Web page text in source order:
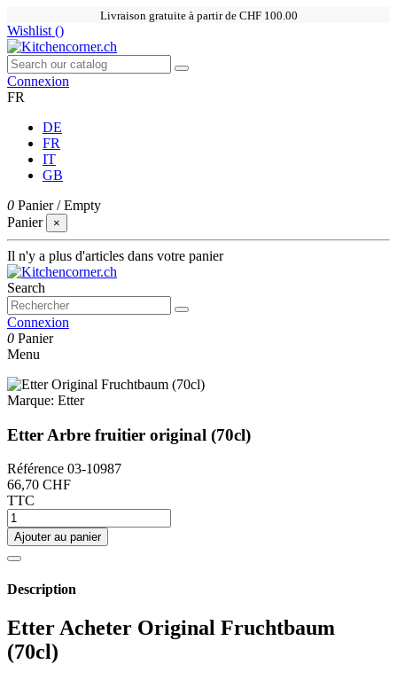
Livraison gratuite à partir de CHF 100.00
Wishlist ()
Connexion
FR
DE
FR
IT
GB
0 Panier /Empty
Panier
×
Il n'y a plus d'articles dans votre panier
Search
Connexion
0 Panier
Menu
Marque: Etter
Etter Arbre fruitier original (70cl)
Référence 03-10987
66,70 CHF
TTC
Ajouter au panier
Description
Etter Acheter Original Fruchtbaum
(70cl)